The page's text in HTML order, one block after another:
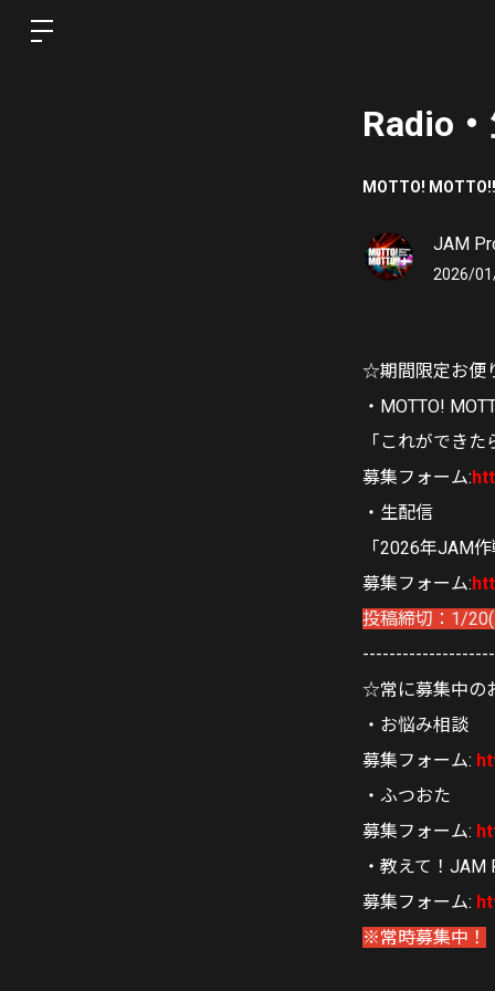
Radio
MOTTO!
JAM
2026/
☆期間限定お便
・MOTTO!
「これができ
募集フォーム:
・生配信
「2026年JAM作
募集フォーム:
投稿締切：1/
☆常に募集中の
・お悩み相談
募集フォーム:
・ふつおた
募集フォーム:
・教えて！JAM
募集フォーム:
※常時募集中！